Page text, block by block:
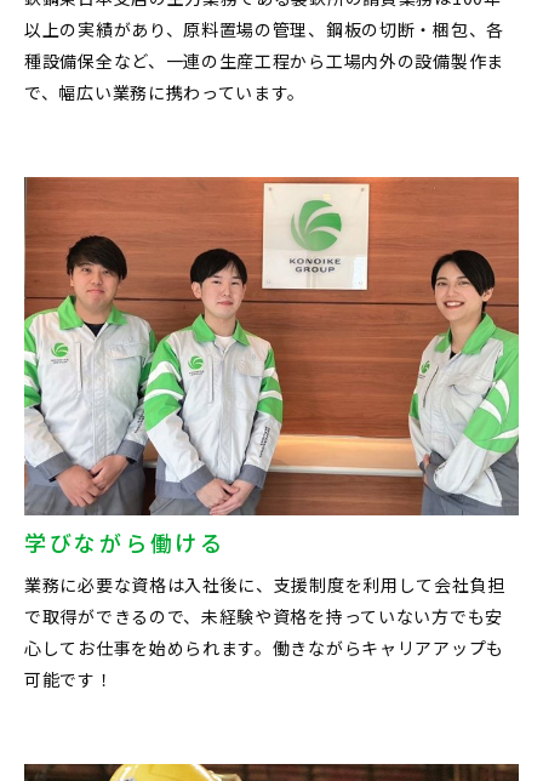
以上の実績があり、原料置場の管理、鋼板の切断・梱包、各
種設備保全など、一連の生産工程から工場内外の設備製作ま
で、幅広い業務に携わっています。
学びながら働ける
業務に必要な資格は入社後に、支援制度を利用して会社負担
で取得ができるので、未経験や資格を持っていない方でも安
心してお仕事を始められます。働きながらキャリアアップも
可能です！